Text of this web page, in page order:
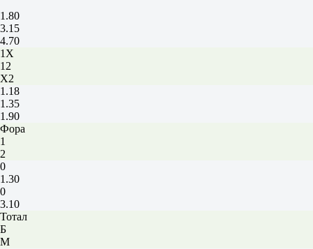
1.80
3.15
4.70
1X
12
X2
1.18
1.35
1.90
Фора
1
2
0
1.30
0
3.10
Тотал
Б
М